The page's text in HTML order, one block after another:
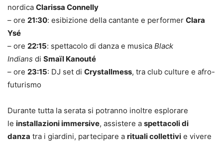
nordica Clarissa Connelly
– ore 21:30: esibizione della cantante e performer Clara
Ysé
– ore 22:15: spettacolo di danza e musica Black
Indians di Smaïl Kanouté
– ore 23:15: DJ set di Crystallmess, tra club culture e afro-
futurismo
Durante tutta la serata si potranno inoltre esplorare
le installazioni immersive, assistere a spettacoli di
danza tra i giardini, partecipare a rituali collettivi e vivere